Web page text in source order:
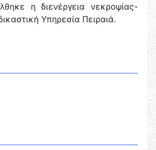
η διενέργεια νεκροψίας-
Υπηρεσία Πειραιά.